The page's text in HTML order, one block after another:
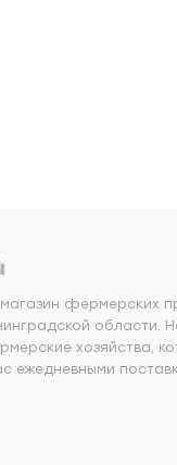
фермерских
области.
хозяйства,
ежедневными